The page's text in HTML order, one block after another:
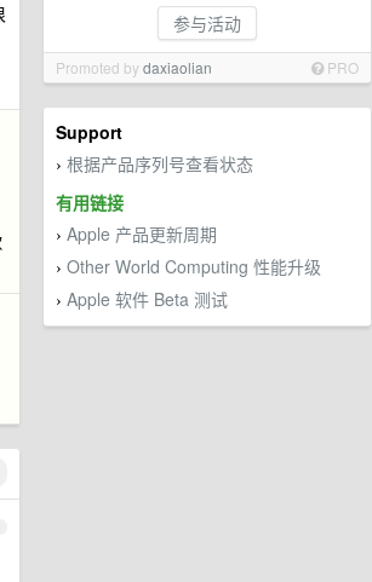
参与活动
Promoted bydaxiaolian PRO
Support
› 根据产品序列号查看状态
有用链接
› Apple 产品更新周期
› Other World Computing 性能升级
› Apple 软件 Beta 测试